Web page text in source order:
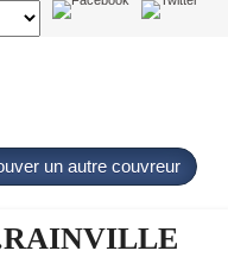
un autre couvreur